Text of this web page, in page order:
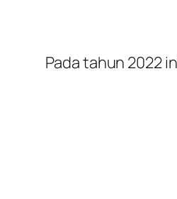
Pada tahun 2022